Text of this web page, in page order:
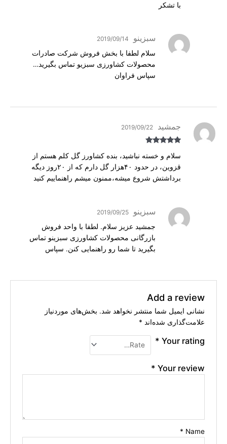
با تشكر
سبزینو 2019/09/14
سلام لطفا با بخش فروش شرکت صادرات
محصولات کشاورزی سبزیو تماس بگیرید…
سپاس فراوان
of 5
جمشید 2019/09/22
سلام و خسته نباشید، بنده کشاورز گل کلم هستم از
قزوین، در حدود ۴۰هزار گل دارم که از ۲۰روز دیگه
برداشتش شروع میشه،ممنون میشم راهنماییم کنید
سبزینو 2019/09/25
جمشید عزیز سلام. لطفا با واحد فروش
بازرگانی محصولات کشاورزی سبزینو تماس
بگیرید تا شما رو راهنمایی کنن. سپاس
Add a review
نشانی ایمیل شما منتشر نخواهد شد. بخش‌های موردنیاز
علامت‌گذاری شده‌اند *
Your rating
*
Your review
*
Name
*